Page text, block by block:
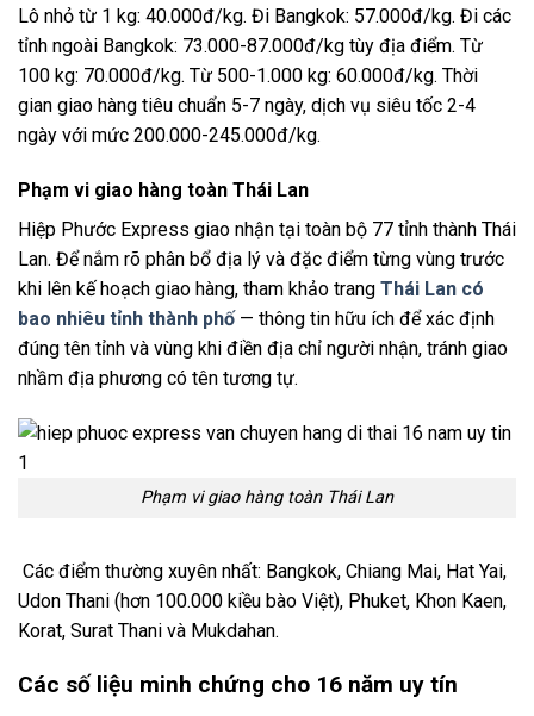
Lô nhỏ từ 1 kg: 40.000đ/kg. Đi Bangkok: 57.000đ/kg. Đi các
tỉnh ngoài Bangkok: 73.000-87.000đ/kg tùy địa điểm. Từ
100 kg: 70.000đ/kg. Từ 500-1.000 kg: 60.000đ/kg. Thời
gian giao hàng tiêu chuẩn 5-7 ngày, dịch vụ siêu tốc 2-4
ngày với mức 200.000-245.000đ/kg.
Phạm vi giao hàng toàn Thái Lan
Hiệp Phước Express giao nhận tại toàn bộ 77 tỉnh thành Thái
Lan. Để nắm rõ phân bổ địa lý và đặc điểm từng vùng trước
khi lên kế hoạch giao hàng, tham khảo trang Thái Lan có
bao nhiêu tỉnh thành phố— thông tin hữu ích để xác định
đúng tên tỉnh và vùng khi điền địa chỉ người nhận, tránh giao
nhầm địa phương có tên tương tự.
Phạm vi giao hàng toàn Thái Lan
Các điểm thường xuyên nhất: Bangkok, Chiang Mai, Hat Yai,
Udon Thani (hơn 100.000 kiều bào Việt), Phuket, Khon Kaen,
Korat, Surat Thani và Mukdahan.
Các số liệu minh chứng cho 16 năm uy tín